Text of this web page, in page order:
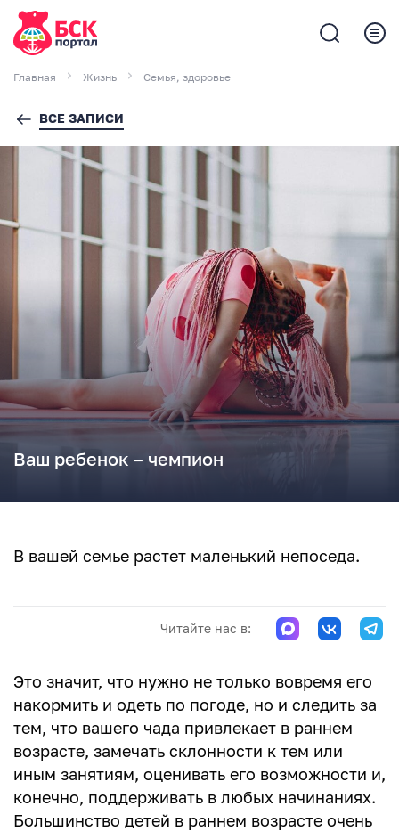
Главная Жизнь Семья, здоровье
ВСЕ ЗАПИСИ
Ваш ребенок – чемпион
В вашей семье растет маленький непоседа.
Читайте нас в:
Это значит, что нужно не только вовремя его
накормить и одеть по погоде, но и следить за
тем, что вашего чада привлекает в раннем
возрасте, замечать склонности к тем или
иным занятиям, оценивать его возможности и,
конечно, поддерживать в любых начинаниях.
Большинство детей в раннем возрасте очень